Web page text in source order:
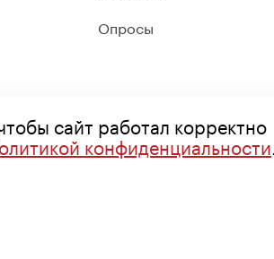
Опросы
сайт работал корректно
конфиденциальности